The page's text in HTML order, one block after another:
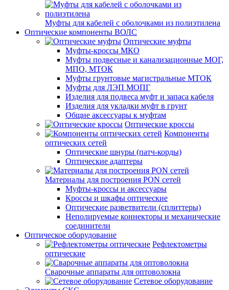
Муфты для кабелей с оболочками из полиэтилена
Оптические компоненты ВОЛС
Оптические муфты
Муфты-кроссы МКО
Муфты подвесные и канализационные МОГ,
МПО, МТОК
Муфты грунтовые магистральные МТОК
Муфты для ЛЭП МОПГ
Изделия для подвеса муфт и запаса кабеля
Изделия для укладки муфт в грунт
Общие аксессуары к муфтам
Оптические кроссы
Компоненты
оптических сетей
Оптические шнуры (патч-корды)
Оптические адаптеры
Материалы для построения PON сетей
Муфты-кроссы и аксессуары
Кроссы и шкафы оптические
Оптические разветвители (сплиттеры)
Неполируемые коннекторы и механические
соединители
Оптическое оборудование
Рефлектометры
оптические
Сварочные аппараты для оптоволокна
Сетевое оборудование